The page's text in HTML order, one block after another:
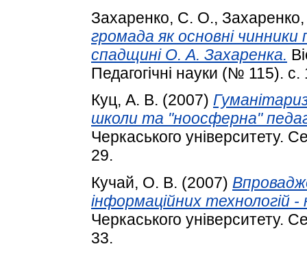
Захаренко, С. О.,
громада як основні
спадщині О. А. Захаренка.
Педагогічні науки (№ 115). с.
Куц, А. В. (2007)
школи та "ноосферна"
Черкаського університету.
29.
Кучай, О. В. (2007)
інформаційних технологій -
Черкаського університету.
33.